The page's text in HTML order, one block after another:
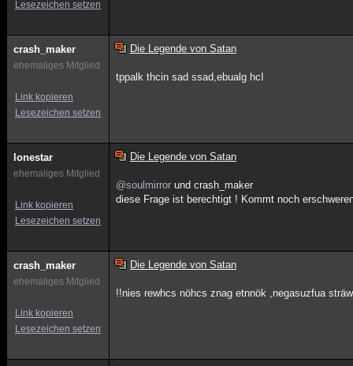
Lesezeichen setzen
crash_maker
ehemaliges Mitglied
Link kopieren
Lesezeichen setzen
Die Legende von Satan
tppalk thcin sad ssad,ebualg hcI
lonestar
ehemaliges Mitglied
Link kopieren
Lesezeichen setzen
Die Legende von Satan
@soulmirror und crash_maker
diese Frage ist berechtigt ! Kommt noch
crash_maker
ehemaliges Mitglied
Link kopieren
Lesezeichen setzen
Die Legende von Satan
!!nies rewhcs nöhcs znag etnnök ,negasuzfua